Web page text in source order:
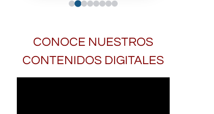
CONOCE NUESTROS
CONTENIDOS DIGITALES